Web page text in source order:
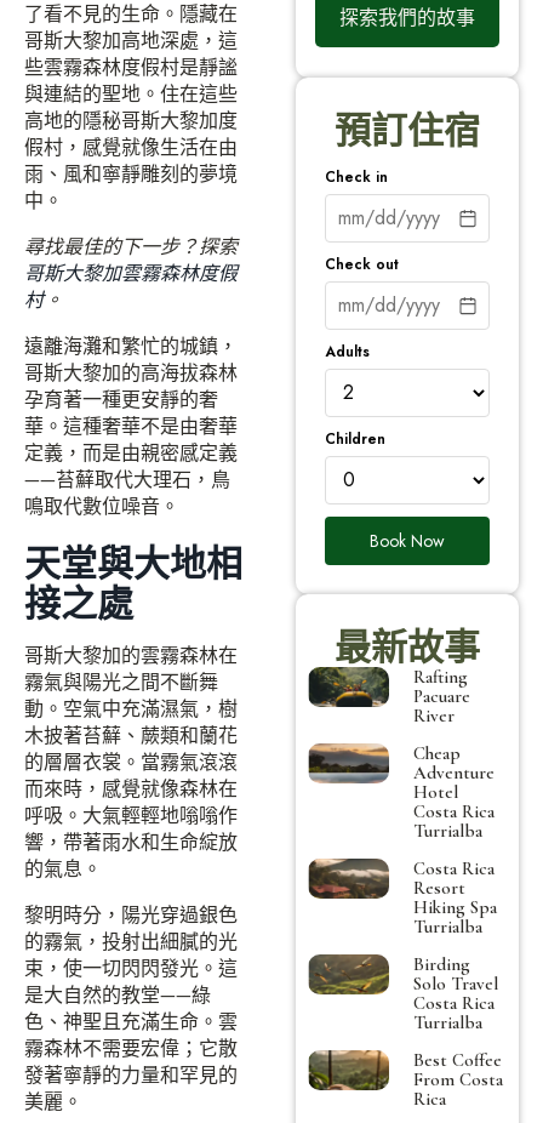
了看不見的生命。隱藏在
哥斯大黎加高地深處，這
些雲霧森林度假村是靜謐
與連結的聖地。住在這些
高地的隱秘哥斯大黎加度
假村，感覺就像生活在由
雨、風和寧靜雕刻的夢境
中。
尋找最佳的下一步？探索
哥斯大黎加雲霧森林度假
村。
遠離海灘和繁忙的城鎮，
哥斯大黎加的高海拔森林
孕育著一種更安靜的奢
華。這種奢華不是由奢華
定義，而是由親密感定義
——苔蘚取代大理石，鳥
鳴取代數位噪音。
天堂與大地相
接之處
哥斯大黎加的雲霧森林在
霧氣與陽光之間不斷舞
動。空氣中充滿濕氣，樹
木披著苔蘚、蕨類和蘭花
的層層衣裳。當霧氣滾滾
而來時，感覺就像森林在
呼吸。大氣輕輕地嗡嗡作
響，帶著雨水和生命綻放
的氣息。
黎明時分，陽光穿過銀色
的霧氣，投射出細膩的光
束，使一切閃閃發光。這
是大自然的教堂——綠
色、神聖且充滿生命。雲
霧森林不需要宏偉；它散
發著寧靜的力量和罕見的
美麗。
探索我們的故事
預訂住宿
Check in
Check out
Adults
Children
Book Now
最新故事
Rafting
Pacuare
River
Cheap
Adventure
Hotel
Costa Rica
Turrialba
Costa Rica
Resort
Hiking Spa
Turrialba
Birding
Solo Travel
Costa Rica
Turrialba
Best Coffee
From Costa
Rica